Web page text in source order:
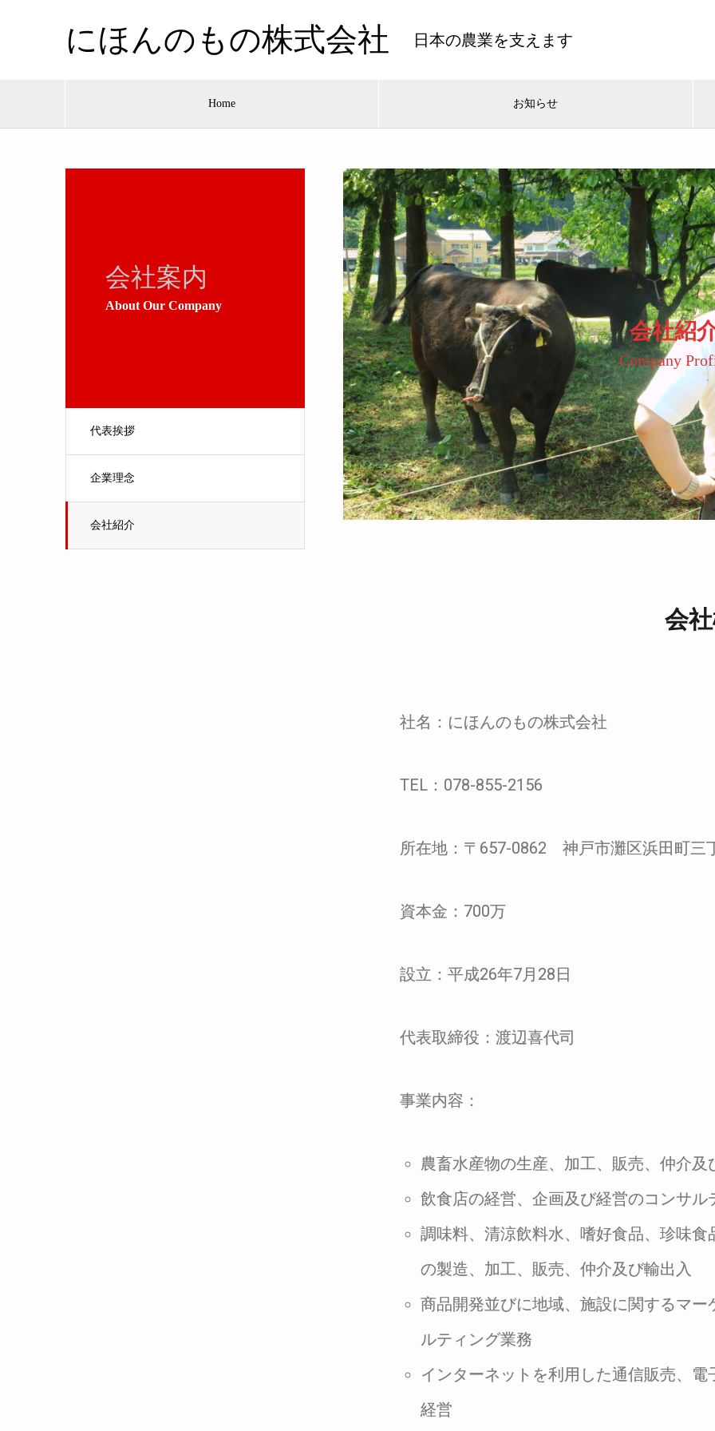
にほんのもの株式会社 日本の農業を支えます
Home お知らせ
会社案内
About Our Company
代表挨拶
企業理念
会社紹介
会社紹
Company
会
社名：にほんのもの株式会社
TEL：078-855-2156
所在地：〒657-0862 神戸市灘区浜田町三
資本金：700万
設立：平成26年7月28日
代表取締役：渡辺喜代司
事業内容：
農畜水産物の生産、加工、販売、仲介及
飲食店の経営、企画及び経営のコンサル
調味料、清涼飲料水、嗜好食品、珍味
の製造、加工、販売、仲介及び輸出入
商品開発並びに地域、施設に関するマ
ルティング業務
インターネットを利用した通信販売、
経営